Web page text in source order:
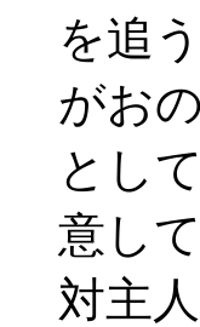
を追
がお
とし
意し
対主